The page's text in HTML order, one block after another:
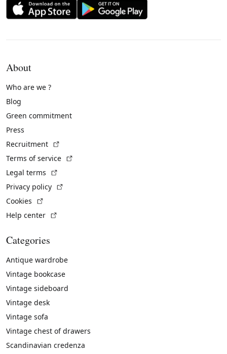
About
Who are we ?
Blog
Green commitment
Press
Recruitment
Terms of service
Legal terms
Privacy policy
Cookies
Help center
Categories
Antique wardrobe
Vintage bookcase
Vintage sideboard
Vintage desk
Vintage sofa
Vintage chest of drawers
Scandinavian credenza